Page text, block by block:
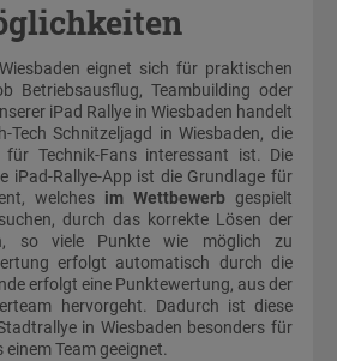
eignet sich für praktischen
Betriebsausflug, Teambuilding oder
iPad Rallye in Wiesbaden handelt
Tech Schnitzeljagd in Wiesbaden, die
Technik-Fans interessant ist. Die
iPad-Rallye-App ist die Grundlage für
welches im Wettbewerb gespielt
durch das korrekte Lösen der
so viele Punkte wie möglich zu
erfolgt automatisch durch die
erfolgt eine Punktewertung, aus der
hervorgeht. Dadurch ist diese
in Wiesbaden besonders für
Team geeignet.